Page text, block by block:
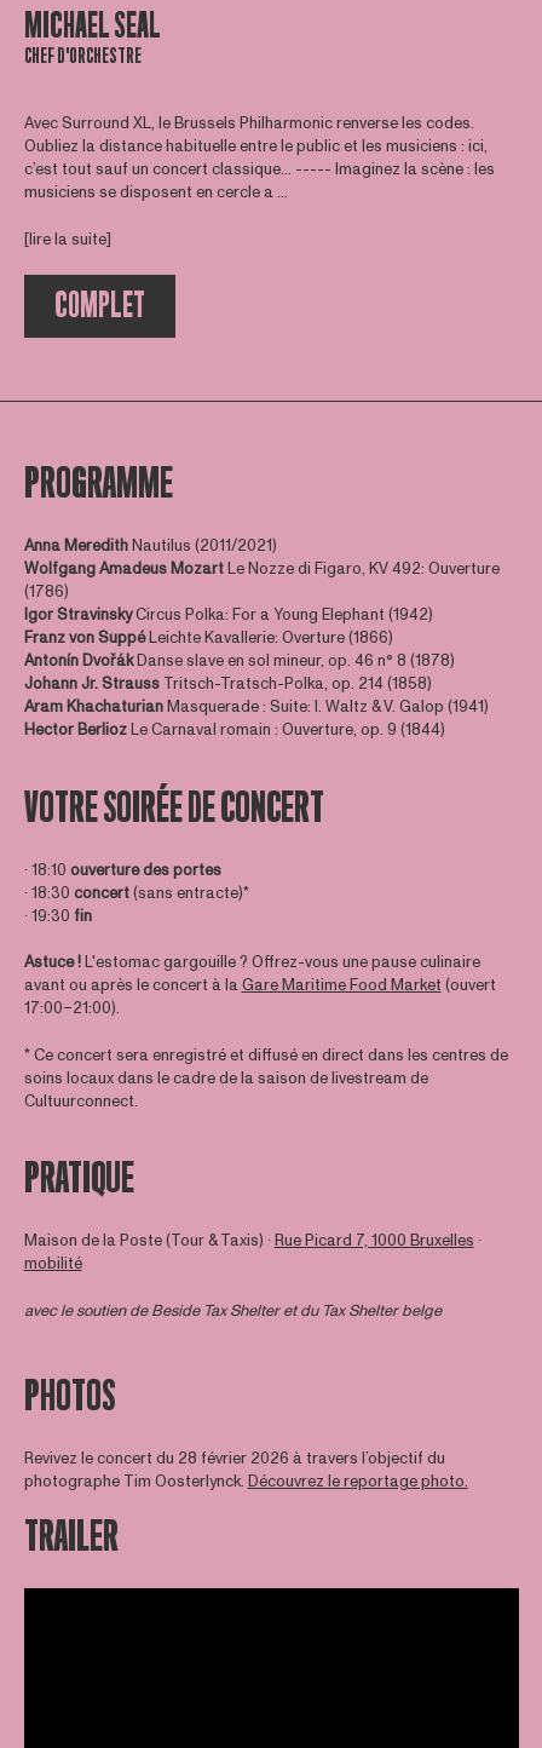
MICHAEL SEAL
CHEF D'ORCHESTRE
Avec Surround XL, le Brussels Philharmonic renverse les codes.
Oubliez la distance habituelle entre le public et les musiciens : ici,
c’est tout sauf un concert classique… ----- Imaginez la scène : les
musiciens se disposent en cercle a ...
[lire la suite]
COMPLET
PROGRAMME
Anna MeredithNautilus (2011/2021)
Wolfgang Amadeus MozartLe Nozze di Figaro, KV 492: Ouverture
(1786)
IgorStravinskyCircus Polka: For a Young Elephant (1942)
Franz von SuppéLeichte Kavallerie: Overture (1866)
AntonínDvořákDanse slave en sol mineur, op. 46 n° 8 (1878)
Johann Jr. StraussTritsch-Tratsch-Polka, op. 214 (1858)
AramKhachaturianMasquerade : Suite: I. Waltz & V. Galop (1941)
Hector BerliozLe Carnaval romain : Ouverture, op. 9 (1844)
VOTRE SOIRÉE DE CONCERT
∙ 18:10 ouverture des portes
∙ 18:30 concert(sans entracte)*
∙ 19:30 fin
Astuce !L'estomac gargouille ? Offrez-vous une pause culinaire
avant ou après le concert à laGare Maritime Food Market (ouvert
17:00–21:00).
* Ce concert sera enregistré et diffusé en direct dans les centres de
soins locaux dans le cadre de la saison de livestream de
Cultuurconnect.
PRATIQUE
Maison de la Poste (Tour & Taxis) ∙Rue Picard 7, 1000 Bruxelles ∙
mobilité
avec le soutien deBeside Tax Shelteret du Tax Shelter belge
PHOTOS
Revivez le concert du 28 février 2026 à travers l’objectif du
photographe Tim Oosterlynck. Découvrez le reportage photo.
TRAILER